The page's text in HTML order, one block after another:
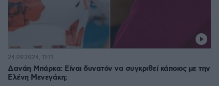
Δανάη Μπάρκα: Είναι δυνατόν να συγκριθεί κάποιος με την
Ελένη Μενεγάκη;
24.09.2024, 11:11